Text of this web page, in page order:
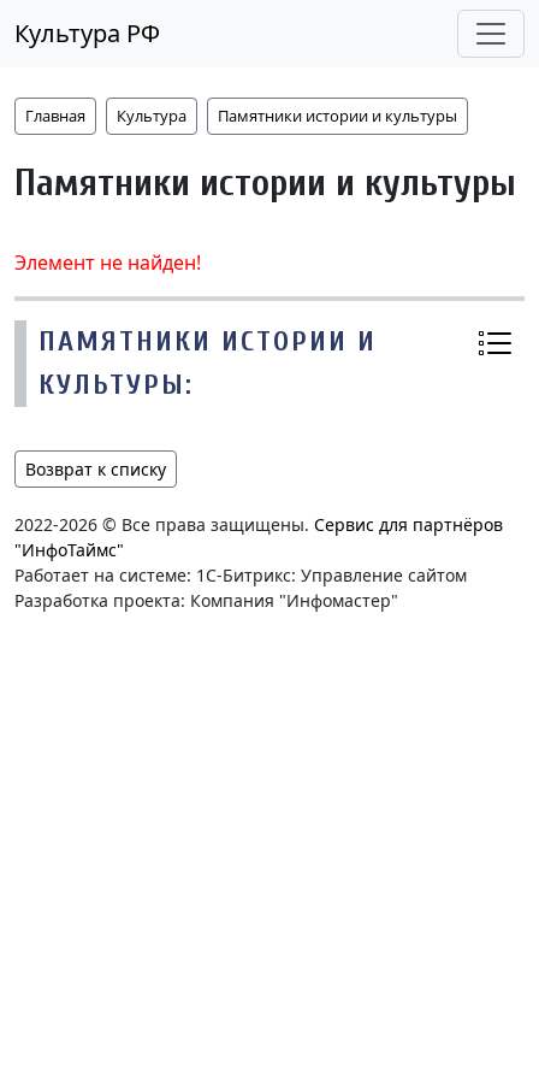
Культура РФ
Главная Культура Памятники истории и культуры
Памятники истории и культуры
Элемент не найден!
ПАМЯТНИКИ ИСТОРИИ И
КУЛЬТУРЫ:
Возврат к списку
2022-2026 © Все права защищены. Сервис для партнёров
"ИнфоТаймс"
Работает на системе: 1С-Битрикс: Управление сайтом
Разработка проекта: Компания "Инфомастер"